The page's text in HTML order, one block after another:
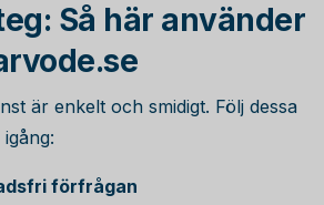
Så här använder
är enkelt och smidigt. Följ dessa
förfrågan